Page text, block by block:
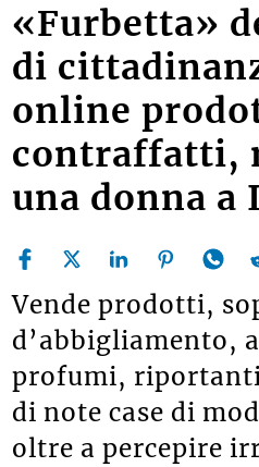
«Furbetta»
di
online
contraffatti,
una donna a
Vende prodotti,
d’abbigliamento,
profumi,
di note case di
oltre a percepire